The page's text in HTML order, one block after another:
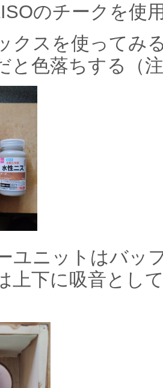
のチークを使
クスを使ってみ
と色落ちする（
ユニットはバッ
上下に吸音とし